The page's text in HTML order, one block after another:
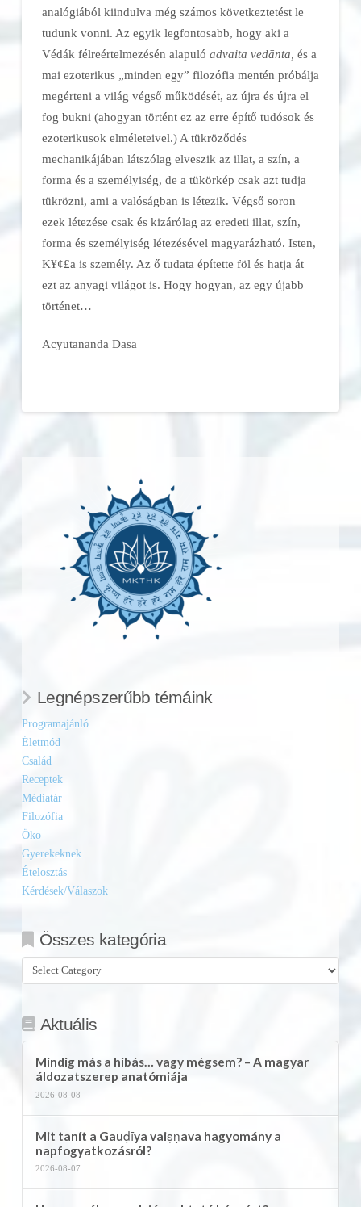
analógiából kiindulva még számos következtetést le
tudunk vonni. Az egyik legfontosabb, hogy aki a
Védák félreértelmezésén alapuló advaita vedānta, és a
mai ezoterikus „minden egy” filozófia mentén próbálja
megérteni a világ végső működését, az újra és újra el
fog bukni (ahogyan történt ez az erre építő tudósok és
ezoterikusok elméleteivel.) A tükröződés
mechanikájában látszólag elveszik az illat, a szín, a
forma és a személyiség, de a tükörkép csak azt tudja
tükrözni, ami a valóságban is létezik. Végső soron
ezek létezése csak és kizárólag az eredeti illat, szín,
forma és személyiség létezésével magyarázható. Isten,
K¥¢£a is személy. Az ő tudata építette föl és hatja át
ezt az anyagi világot is. Hogy hogyan, az egy újabb
történet…
Acyutananda Dasa
Legnépszerűbb témáink
Programajánló
Életmód
Család
Receptek
Médiatár
Filozófia
Öko
Gyerekeknek
Ételosztás
Kérdések/Válaszok
Összes kategória
Összes
kategória
Aktuális
Mindig más a hibás… vagy mégsem? – A magyar
áldozatszerep anatómiája
2026-08-08
Mit tanít a Gauḍīya vaiṣṇava hagyomány a
napfogyatkozásról?
2026-08-07